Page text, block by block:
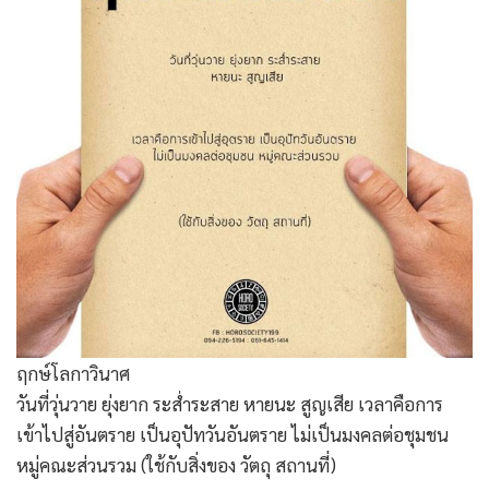
ฤกษ์โลกาวินาศ
วันที่วุ่นวาย ยุ่งยาก ระส่ำระสาย หายนะ สูญเสีย เวลาคือการ
เข้าไปสู่อันตราย เป็นอุปัทวันอันตราย ไม่เป็นมงคลต่อชุมชน
หมู่คณะส่วนรวม (ใช้กับสิ่งของ วัตถุ สถานที่)